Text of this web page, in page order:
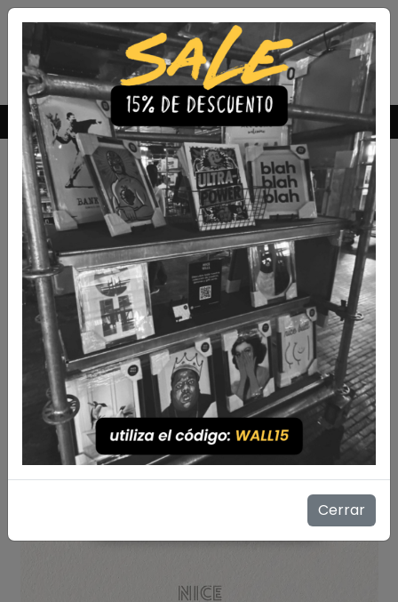
Envío Gratis a todo Chile comprando 3 o más productos
Cerrar